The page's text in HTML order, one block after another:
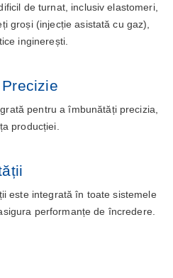
de turnat, inclusiv elastomeri,
groși (injecție asistată cu gaz),
inginerești.
pentru a îmbunătăți precizia,
producției.
este integrată în toate sistemele
performanțe de încredere.